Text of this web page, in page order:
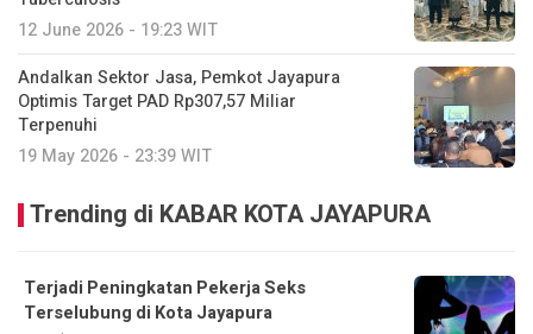
12 June 2026 - 19:23 WIT
Andalkan Sektor Jasa, Pemkot Jayapura
Optimis Target PAD Rp307,57 Miliar
Terpenuhi
19 May 2026 - 23:39 WIT
Trending di KABAR KOTA JAYAPURA
Terjadi Peningkatan Pekerja Seks
Terselubung di Kota Jayapura